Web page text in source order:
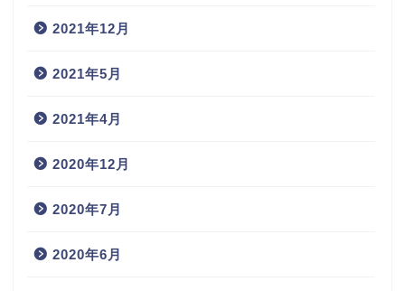
2021年12月
2021年5月
2021年4月
2020年12月
2020年7月
2020年6月